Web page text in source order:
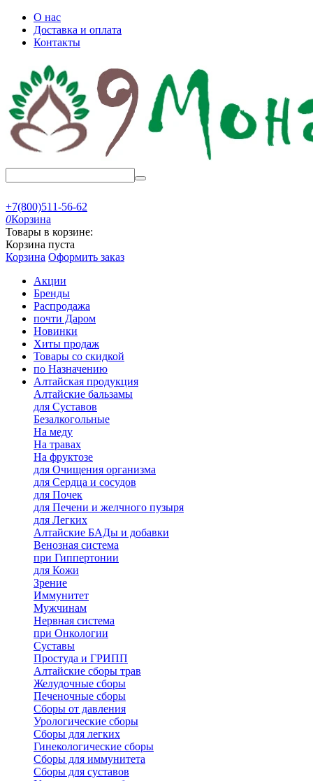
О нас
Доставка и оплата
Контакты
+7(800)511-56-62
0Корзина
Товары в корзине:
Корзина пуста
Корзина Оформить заказ
Акции
Бренды
Распродажа
почти Даром
Новинки
Хиты продаж
Товары со скидкой
по Назначению
Алтайская продукция
Алтайские бальзамы
для Суставов
Безалкогольные
На меду
На травах
На фруктозе
для Очищения организма
для Сердца и сосудов
для Почек
для Печени и желчного пузыря
для Легких
Алтайские БАДы и добавки
Венозная система
при Гиппертонии
для Кожи
Зрение
Иммунитет
Мужчинам
Нервная система
при Онкологии
Суставы
Простуда и ГРИПП
Алтайские сборы трав
Желудочные сборы
Печеночные сборы
Сборы от давления
Урологические сборы
Сборы для легких
Гинекологические сборы
Сборы для иммунитета
Сборы для суставов